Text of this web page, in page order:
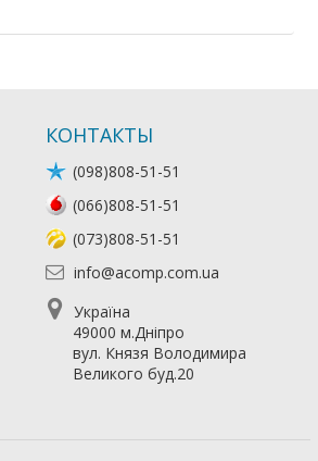
КОНТАКТЫ
(098)808-51-51
(066)808-51-51
(073)808-51-51
info@acomp.com.ua
Україна
49000 м.Дніпро
вул. Князя Володимира
Великого буд.20